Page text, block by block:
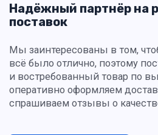
Надёжный партнёр на
поставок
Мы заинтересованы в том,
всё было отлично, поэтому
и востребованный товар по
оперативно оформляем
спрашиваем отзывы о